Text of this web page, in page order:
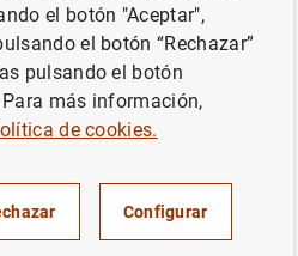
IES Pino Montano (Sevilla)
y del IES Cabo de la
el botón "Aceptar",
el botón “Rechazar”
pulsando el botón
más información,
de cookies.
Configurar